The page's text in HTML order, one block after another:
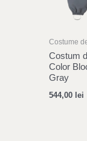
Costume
Costum
Color
Gray
544,00 lei